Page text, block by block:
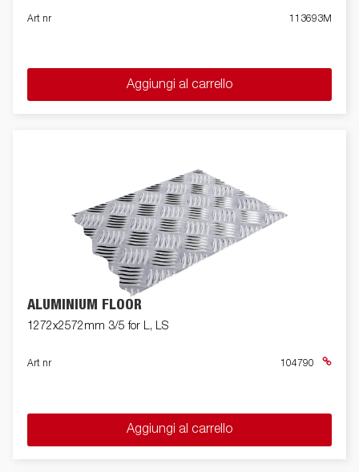
Art nr 113693M
Aggiungi al carrello
ALUMINIUM FLOOR
1272x2572mm 3/5 for L, LS
Art nr 104790
Aggiungi al carrello